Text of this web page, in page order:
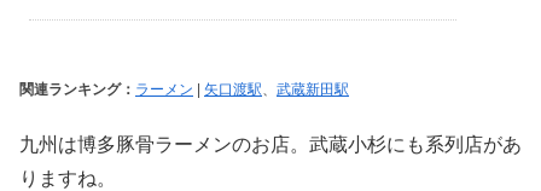
関連ランキング： ラーメン | 矢口渡駅 武蔵新田駅
九州は博多豚骨ラーメンのお店。武蔵小杉にも系列店があ
りますね。